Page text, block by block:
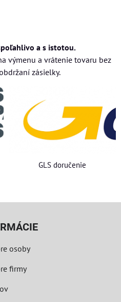
a s istotou.
výmenu a vrátenie tovaru bez
zásielky.
GLS doručenie
osoby
firmy